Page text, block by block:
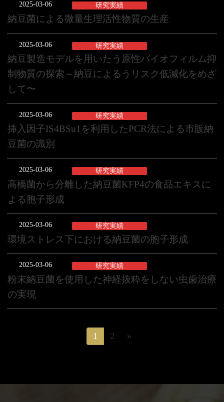
2025-03-06 研究実績
納豆菌による微量生理活性物質の生産
2025-03-06 研究実績
納豆製造モデルを用いたう原性バイオフィルム抑
制物質の探索～納豆によるうリスク低減化をめざ
して〜
2025-03-06 研究実績
挿入因子IS4BSu1を利用したPCR法による市販納
豆菌の識別
2025-03-06 研究実績
高橋菌から分離した納豆菌KFP4の食品エキスに
よる胞子形成
2025-03-06 研究実績
環境ストレス下における納豆菌の胞子形成
2025-03-06 研究実績
粉末納豆菌を使用した神経抜粋をしない虫歯治療
の実現
の
固
ジ
1
固
ジ
2 »